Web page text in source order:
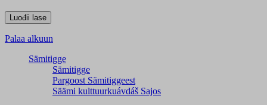
Palaa alkuun
Sämitigge
Sämitigge
Pargoost Sämitiggeest
Säämi kulttuurkuávdáš Sajos